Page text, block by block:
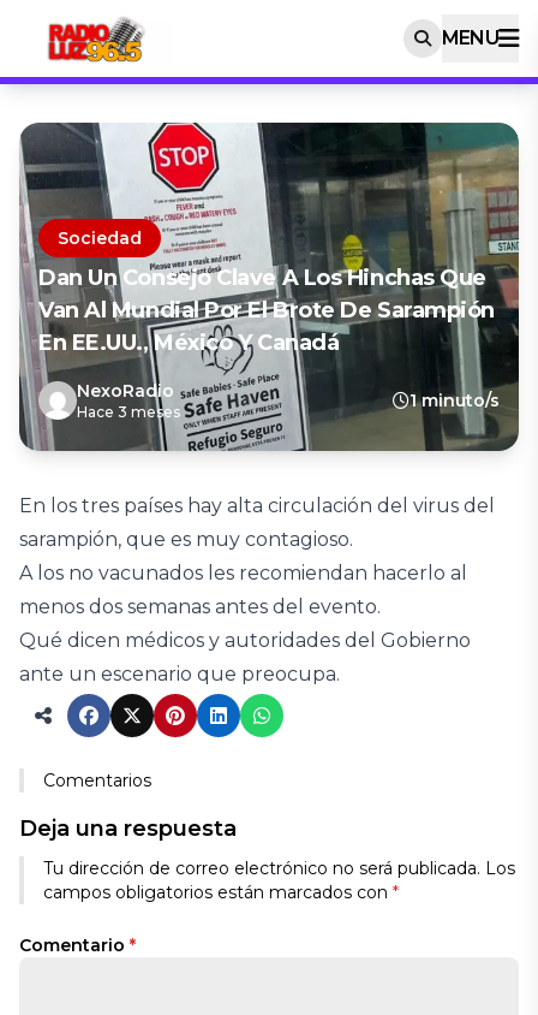
MENU
Sociedad
Dan Un Consejo Clave A Los Hinchas Que
Van Al Mundial Por El Brote De Sarampión
En EE.UU., México Y Canadá
NexoRadio
Hace 3 meses
1 minuto/s
En los tres países hay alta circulación del virus del
sarampión, que es muy contagioso.
A los no vacunados les recomiendan hacerlo al
menos dos semanas antes del evento.
Qué dicen médicos y autoridades del Gobierno
ante un escenario que preocupa.
Comentarios
Deja una respuesta
Tu dirección de correo electrónico no será publicada. Los
campos obligatorios están marcados con *
Comentario *